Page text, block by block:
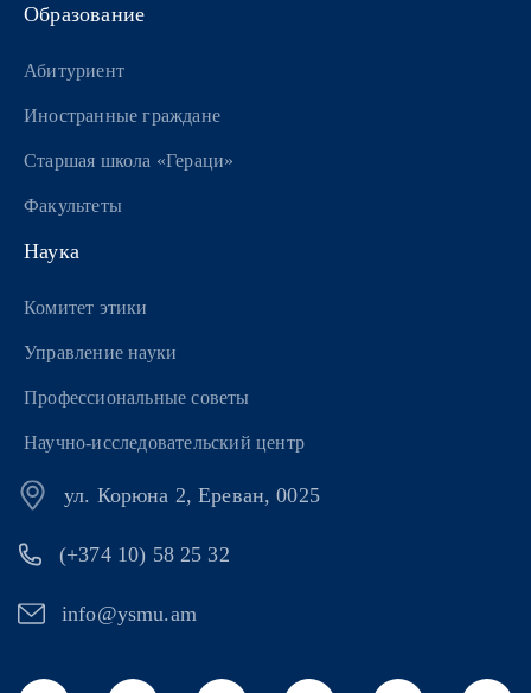
Образование
Абитуриент
Иностранные граждане
Старшая школа «Гераци»
Факультеты
Наука
Комитет этики
Управление науки
Профессиональные советы
Научно-исследовательский центр
ул. Корюна 2, Ереван, 0025
(+374 10) 58 25 32
info@ysmu.am